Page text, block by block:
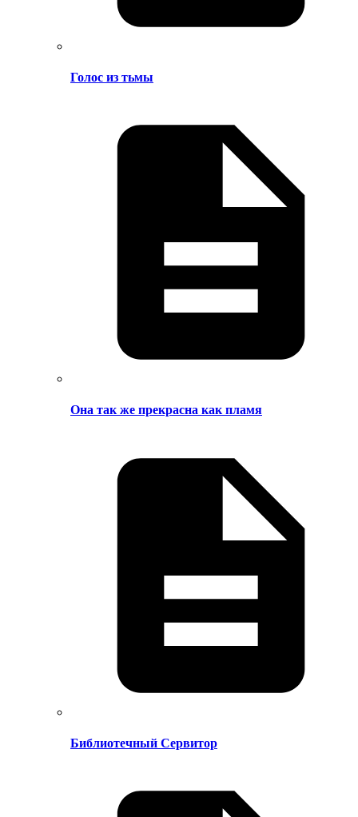
Голос из тьмы
Она так же прекрасна как пламя
Библиотечный Сервитор